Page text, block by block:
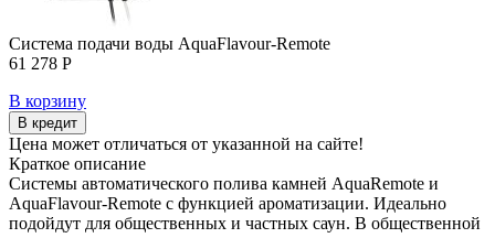
Система подачи воды AquaFlavour-Remote
61 278 Р
В корзину
В кредит
Цена может отличаться от указанной на сайте!
Краткое описание
Системы автоматического полива камней AquaRemote и
AquaFlavour-Remote с функцией ароматизации. Идеально
подойдут для общественных и частных саун. В общественной